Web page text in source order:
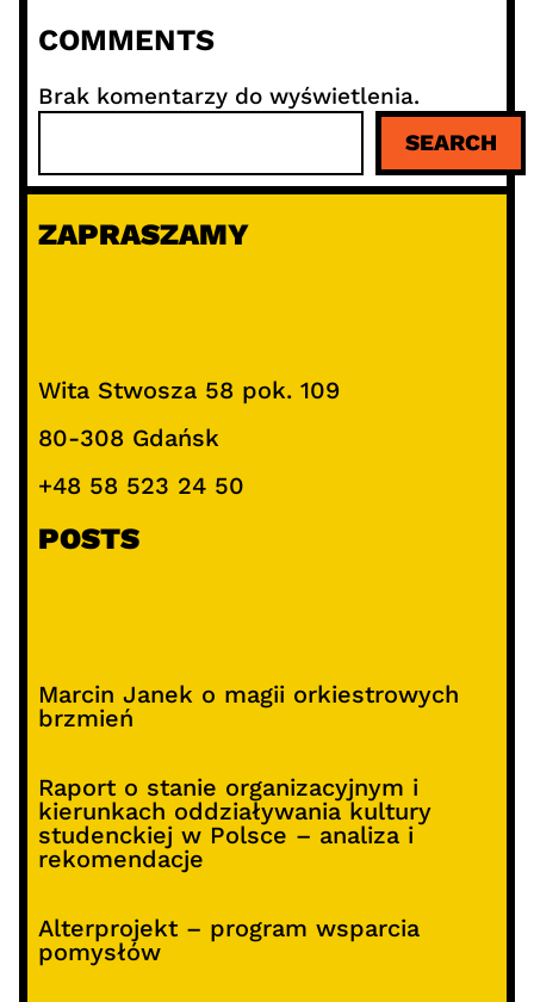
COMMENTS
Brak komentarzy do wyświetlenia.
u
a
SEARCH
ZAPRASZAMY
Wita Stwosza 58 pok. 109
80-308 Gdańsk
+48 58 523 24 50
POSTS
Marcin Janek o magii orkiestrowych
brzmień
Raport o stanie organizacyjnym i
kierunkach oddziaływania kultury
studenckiej w Polsce – analiza i
rekomendacje
Alterprojekt – program wsparcia
pomysłów